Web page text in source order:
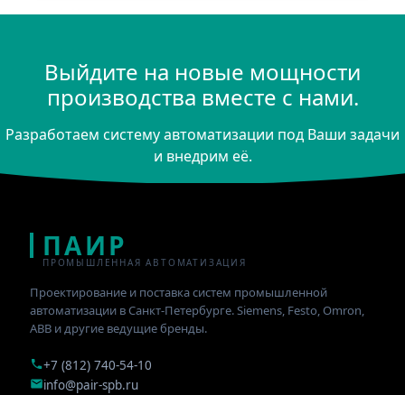
Выйдите на новые мощности
производства вместе с нами.
Разработаем систему автоматизации под Ваши задачи
и внедрим её.
ПАИР
ПРОМЫШЛЕННАЯ АВТОМАТИЗАЦИЯ
Проектирование и поставка систем промышленной
автоматизации в Санкт-Петербурге. Siemens, Festo, Omron,
ABB и другие ведущие бренды.
+7 (812) 740-54-10
info@pair-spb.ru